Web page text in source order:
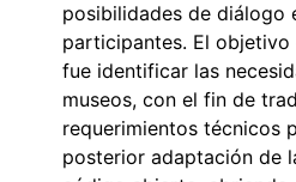
posibilidades de diálogo
participantes. El
fue identificar las
museos, con el fin de
requerimientos técnicos
posterior adaptación de